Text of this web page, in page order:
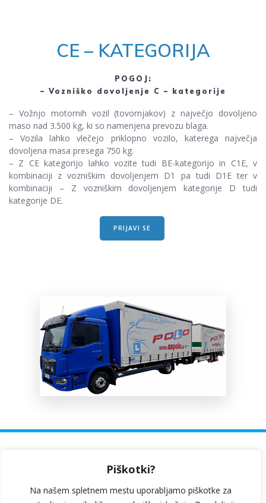
Piškotki?
Na našem spletnem mestu uporabljamo piškotke za
CE – KATEGORIJA
POGOJ:
– Vozniško dovoljenje C – kategorije
– Vožnjo motornih vozil (tovornjakov) z največjo dovoljeno
maso nad 3.500 kg, ki so namenjena prevozu blaga.
– Vozila lahko vlečejo priklopno vozilo, katerega največja
dovoljena masa presega 750 kg.
– Z CE kategorijo lahko vozite tudi BE-kategorijo in C1E, v
kombinaciji z vozniškim dovoljenjem D1 pa tudi D1E ter v
kombinaciji – Z vozniškim dovoljenjem kategorije D tudi
kategorije DE.
PRIJAVI SE
Kosovelova ulica 1b, 6210 Sežana